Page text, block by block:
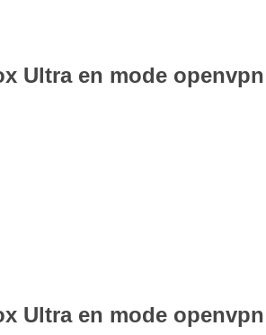
Ultra en mode
Ultra en mode